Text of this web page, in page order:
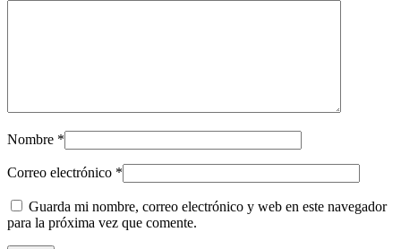
Nombre *
Correo electrónico *
Guarda mi nombre, correo electrónico y web en este navegador
para la próxima vez que comente.